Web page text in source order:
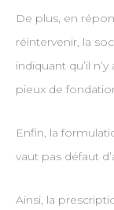
De plus, en
réintervenir, la
indiquant qu’il
pieux de
Enfin, la
vaut pas défaut
Ainsi, la